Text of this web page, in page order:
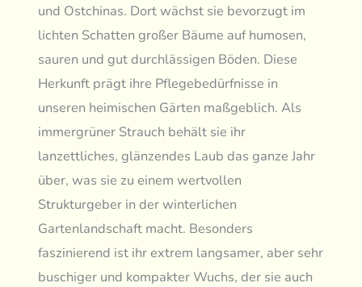
und Ostchinas. Dort wächst sie bevorzugt im
lichten Schatten großer Bäume auf humosen,
sauren und gut durchlässigen Böden. Diese
Herkunft prägt ihre Pflegebedürfnisse in
unseren heimischen Gärten maßgeblich. Als
immergrüner Strauch behält sie ihr
lanzettliches, glänzendes Laub das ganze Jahr
über, was sie zu einem wertvollen
Strukturgeber in der winterlichen
Gartenlandschaft macht. Besonders
faszinierend ist ihr extrem langsamer, aber sehr
buschiger und kompakter Wuchs, der sie auch